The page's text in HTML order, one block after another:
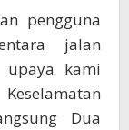
pengguna
jalan
kami
Dua